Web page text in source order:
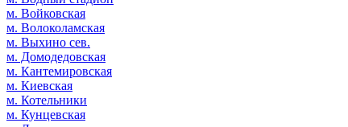
м. Войковская
м. Волоколамская
м. Выхино сев.
м. Домодедовская
м. Кантемировская
м. Киевская
м. Котельники
м. Кунцевская